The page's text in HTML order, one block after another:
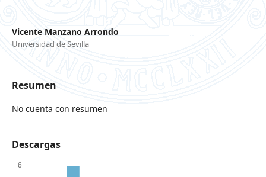
Vicente Manzano Arrondo
Universidad de Sevilla
Resumen
No cuenta con resumen
Descargas